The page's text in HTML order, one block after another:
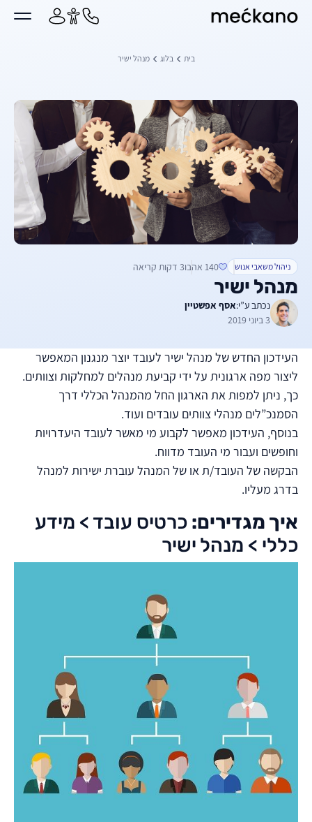
מרכזי
מקאנו
בית בלוג מנהל ישיר
ניהול משאבי אנוש 140 אהבו 3 דקות קריאה
מנהל ישיר
נכתב ע”י:אסף אפשטיין
3 ביוני 2019
העידכון החדש של מנהל ישיר לעובד יוצר מנגנון המאפשר
ליצור מפה ארגונית על ידי קביעת מנהלים למחלקות וצוותים.
כך, ניתן למפות את הארגון החל מהמנהל הכללי דרך
הסמנכ”לים מנהלי צוותים עובדים ועוד.
בנוסף, העידכון מאפשר לקבוע מי מאשר לעובד היעדרויות
וחופשים ועבור מי העובד מדווח.
הבקשה של העובד/ת או של המנהל עוברת ישירות למנהל
בדרג מעליו.
איך מגדירים: כרטיס עובד > מידע
כללי > מנהל ישיר